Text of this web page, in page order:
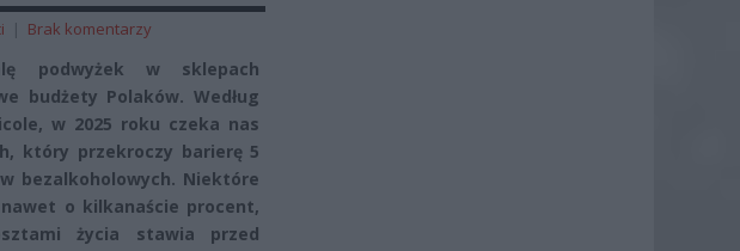
| Brak komentarzy
podwyżek w sklepach
budżety Polaków. Według
w 2025 roku czeka nas
który przekroczy barierę 5
bezalkoholowych. Niektóre
o kilkanaście procent,
życia stawia przed